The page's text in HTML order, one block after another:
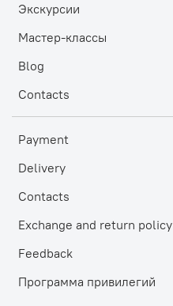
Экскурсии
Мастер-классы
Blog
Contacts
Payment
Delivery
Contacts
Exchange and return policy
Feedback
Программа привилегий